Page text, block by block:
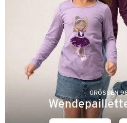
GRÖSSEN